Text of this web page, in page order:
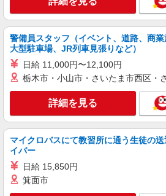
り）
い！！
キープ
派遣社員
株式会社kotrio /●KM-H-1811412
シニア向けマンショ
＊八代市＊。日払可
時給1450円〜2062
通費全支給(ガソリン代
派遣社員
株式会社kotrio /●KM-H-2099804
警備員スタッフ（イベント、道路、商業
大型駐車場、JR列車見張りなど）
日給 11,000円〜12,100円
栃木市・小山市・さいたま市西区・
詳細を見る
マイクロバスにて教習所に通う生徒の送
イバー
日給 15,850円
箕面市